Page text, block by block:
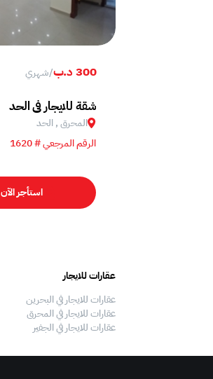
300 د.ب /شهري
شقة للايجار في الحد
المحرق , الحد
الرقم المرجعي # 1620
استأجر الآن
عقارات للايجار
عقارات للايجار في البحرين
عقارات للايجار في المحرق
عقارات للايجار في الجفير